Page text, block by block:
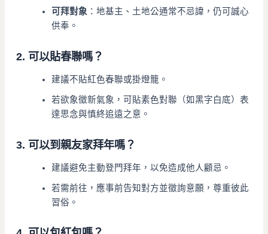
可拜對象 ：地基主、土地公通常不忌諱，仍可誠心
供奉。
2. 可以貼春聯嗎？
建議不貼紅色春聯或掛燈籠。
若欲象徵新氣象，可貼素色對聯（如黑字白底）表
達思念與慎終追遠之意。
3. 可以到親友家拜年嗎？
建議避免主動登門拜年，以免造成他人顧忌。
若需前往，應事前告知對方並徵詢意願，尊重彼此
習俗。